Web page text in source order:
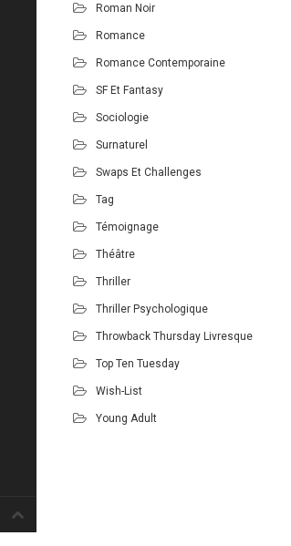
Roman Noir
Romance
Romance Contemporaine
SF Et Fantasy
Sociologie
Surnaturel
Swaps Et Challenges
Tag
Témoignage
Théâtre
Thriller
Thriller Psychologique
Throwback Thursday Livresque
Top Ten Tuesday
Wish-List
Young Adult